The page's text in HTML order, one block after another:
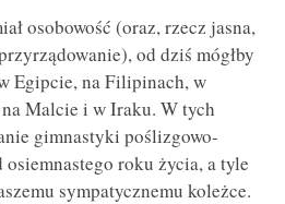
osobowość (oraz, rzecz jasna,
od dziś mógłby
Egipcie, na Filipinach, w
Malcie i w Iraku. W tych
gimnastyki poślizgowo-
roku życia, a tyle
sympatycznemu koleżce.